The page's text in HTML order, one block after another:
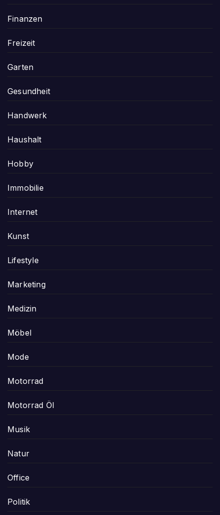
Finanzen
Freizeit
Garten
Gesundheit
Handwerk
Haushalt
Hobby
Immobilie
Internet
Kunst
Lifestyle
Marketing
Medizin
Möbel
Mode
Motorrad
Motorrad Öl
Musik
Natur
Office
Politik